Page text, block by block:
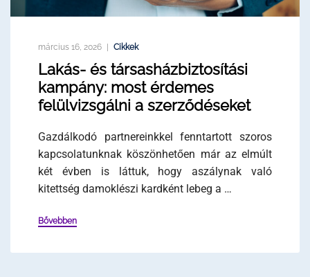
március 16, 2026 Cikkek
Lakás- és társasházbiztosítási
kampány: most érdemes
felülvizsgálni a szerződéseket
Gazdálkodó partnereinkkel fenntartott szoros
kapcsolatunknak köszönhetően már az elmúlt
két évben is láttuk, hogy aszálynak való
kitettség damoklészi kardként lebeg a …
Bővebben